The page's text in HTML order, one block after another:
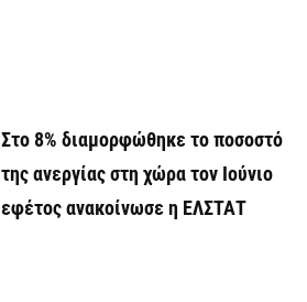
Στο 8% διαμορφώθηκε το ποσοστό
της ανεργίας στη χώρα τον Ιούνιο
εφέτος ανακοίνωσε η ΕΛΣΤΑΤ